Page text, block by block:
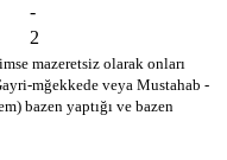
-
2
mazeretsiz olarak onları
mğekkede veya Mustahab -
bazen yaptığı ve bazen